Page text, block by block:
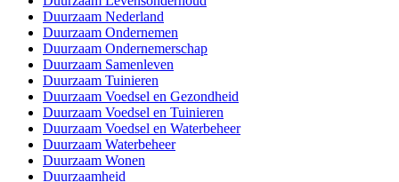
Duurzaam Nederland
Duurzaam Ondernemen
Duurzaam Ondernemerschap
Duurzaam Samenleven
Duurzaam Tuinieren
Duurzaam Voedsel en Gezondheid
Duurzaam Voedsel en Tuinieren
Duurzaam Voedsel en Waterbeheer
Duurzaam Waterbeheer
Duurzaam Wonen
Duurzaamheid